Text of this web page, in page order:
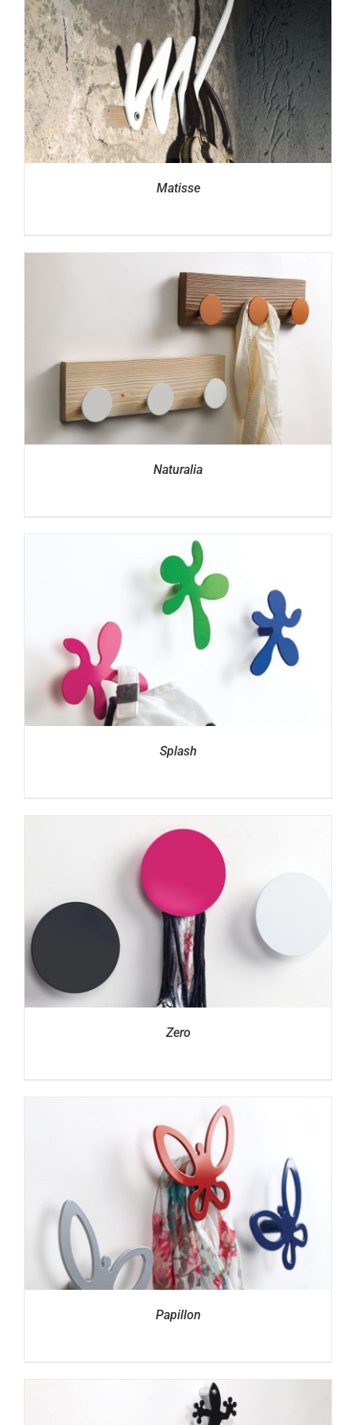
Matisse
Naturalia
Splash
Zero
Papillon